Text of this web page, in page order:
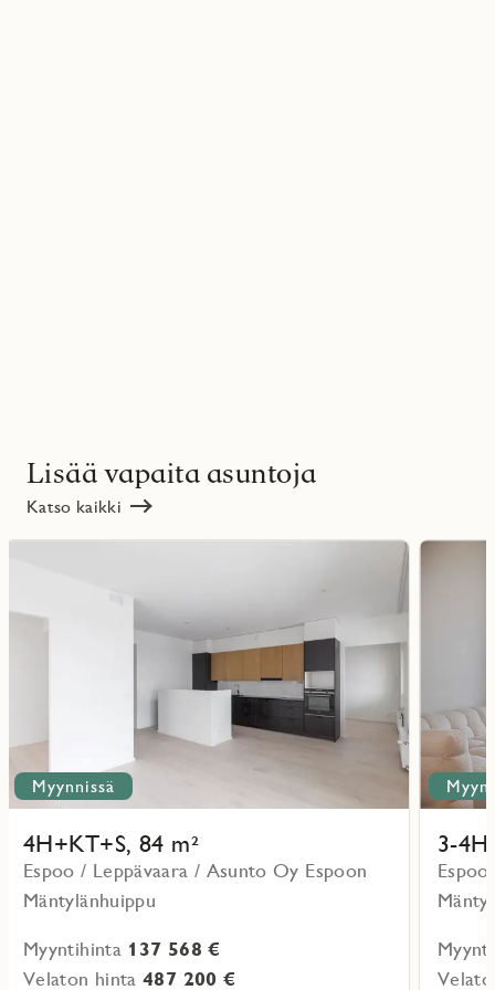
Lisää vapaita asuntoja
Katso kaikki
Myynnissä
4H+KT+S, 84 m²
Espoo / Leppävaara / Asunto Oy Espoon
Mäntylänhuippu
Myyntihinta 137 568 €
Velaton hinta487 200 €
3-
Lue